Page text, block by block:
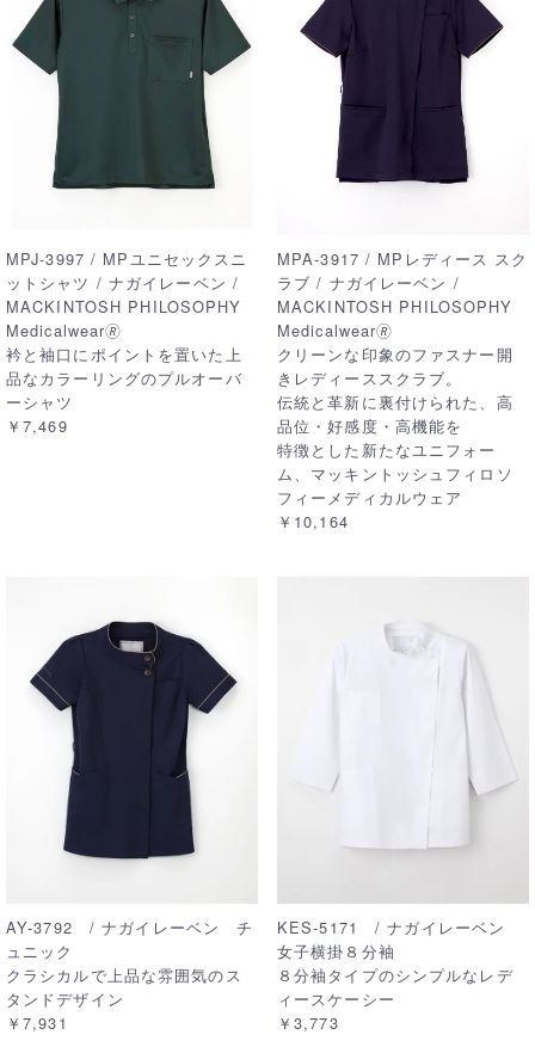
MPJ-3997 / MPユニセックスニ
ットシャツ / ナガイレーベン /
MACKINTOSH PHILOSOPHY
Medicalwear🄬
衿と袖口にポイントを置いた上
品なカラーリングのプルオーバ
ーシャツ
￥7,469
MPA-3917 / MPレディース スク
ラブ / ナガイレーベン /
MACKINTOSH PHILOSOPHY
Medicalwear🄬
クリーンな印象のファスナー開
きレディーススクラブ。
伝統と革新に裏付けられた、高
品位・好感度・高機能を
特徴とした新たなユニフォー
ム、マッキントッシュフィロソ
フィーメディカルウェア
￥10,164
AY-3792 / ナガイレーベン チ
ュニック
クラシカルで上品な雰囲気のス
タンドデザイン
￥7,931
KES-5171 / ナガイレーベン
女子横掛８分袖
８分袖タイプのシンプルなレデ
ィースケーシー
￥3,773